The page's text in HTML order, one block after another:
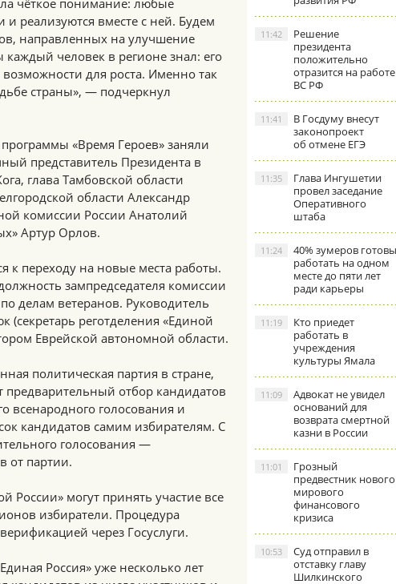
чёткое понимание: любые
реализуются вместе с ней. Будем
направленных на улучшение
человек в регионе знал: его
для роста. Именно так
страны», — подчеркнул
«Время Героев» заняли
представитель Президента в
глава Тамбовской области
области Александр
комиссии России Анатолий
Артур Орлов.
к переходу на новые места работы.
зампредседателя комиссии
делам ветеранов. Руководитель
реготделения «Единой
Еврейской автономной области.
политическая партия в стране,
предварительный отбор кандидатов
всенародного голосования и
кандидатов самим избирателям. С
голосования —
от партии.
России» могут принять участие все
избиратели. Процедура
через Госуслуги.
Россия» уже несколько лет
Решение
президента
положительно
отразится на работе
ВС РФ
11:42
В Госдуму внесут
законопроект
об отмене ЕГЭ
11:41
Глава Ингушетии
провел заседание
Оперативного
штаба
11:35
40% зумеров готовы
работать на одном
месте до пяти лет
ради карьеры
11:24
Кто приедет
работать в
учреждения
культуры Ямала
11:19
Адвокат не увидел
оснований для
возврата смертной
казни в России
11:09
Грозный
предвестник нового
мирового
финансового
кризиса
11:01
Суд отправил в
отставку главу
Шилкинского
10:53